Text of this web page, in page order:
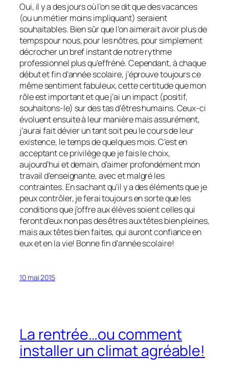
Oui, il y a des jours où l’on se dit que des vacances
(ou un métier moins impliquant) seraient
souhaitables. Bien sûr que l’on aimerait avoir plus de
temps pour nous, pour les nôtres, pour simplement
décrocher un bref instant de notre rythme
professionnel plus qu’effréné. Cependant, à chaque
début et fin d’année scolaire, j’éprouve toujours ce
même sentiment fabuleux, cette certitude que mon
rôle est important et que j’ai un impact (positif,
souhaitons-le) sur des tas d’êtres humains. Ceux-ci
évoluent ensuite à leur manière mais assurément,
j’aurai fait dévier un tant soit peu le cours de leur
existence, le temps de quelques mois. C’est en
acceptant ce privilège que je fais le choix,
aujourd’hui et demain, d’aimer profondément mon
travail d’enseignante, avec et malgré les
contraintes. En sachant qu’il y a des éléments que je
peux contrôler, je ferai toujours en sorte que les
conditions que j’offre aux élèves soient celles qui
feront d’eux non pas des êtres aux têtes bien pleines,
mais aux têtes bien faites, qui auront confiance en
eux et en la vie! Bonne fin d’année scolaire!
10 mai 2015
La rentrée…ou comment
installer un climat agréable!